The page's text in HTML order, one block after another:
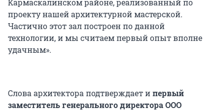
Кармаскалинском районе, реализованный по
проекту нашей архитектурной мастерской.
Частично этот зал построен по данной
технологии, и мы считаем первый опыт вполне
удачным».
Слова архитектора подтверждает ипервый
заместитель генерального директора ООО